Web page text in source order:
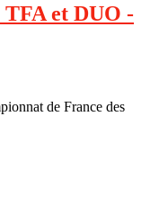
et DUO -
de France des